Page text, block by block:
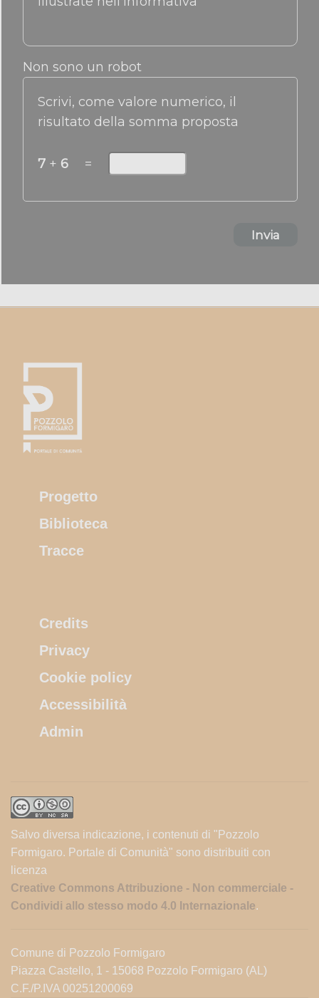
Non sono un robot
Scrivi, come valore numerico, il
risultato della somma proposta
7 + 6 =
Invia
Progetto
Biblioteca
Tracce
Credits
Privacy
Cookie policy
Accessibilità
Admin
Salvo diversa indicazione, i contenuti di "Pozzolo
Formigaro. Portale di Comunità" sono distribuiti con
licenza
Creative Commons Attribuzione - Non commerciale -
Condividi allo stesso modo 4.0 Internazionale.
Comune di Pozzolo Formigaro
Piazza Castello, 1 - 15068 Pozzolo Formigaro (AL)
C.F./P.IVA 00251200069